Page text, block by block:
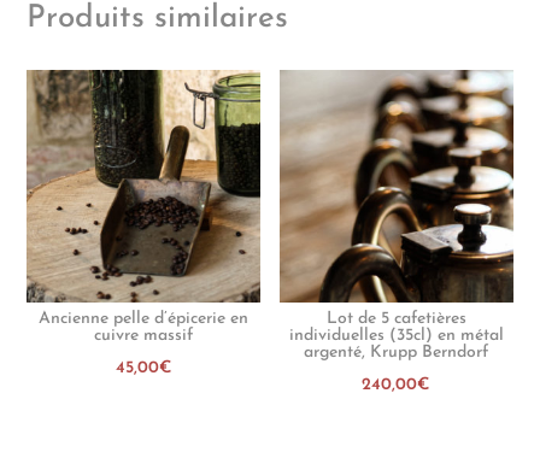
Produits similaires
Ancienne pelle d’épicerie en
cuivre massif
45,00€
Lot de 5 cafetières
individuelles (35cl) en métal
argenté, Krupp Berndorf
240,00€